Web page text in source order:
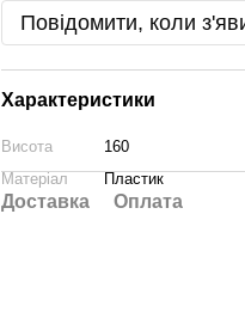
Повідомити, коли
Характеристики
Висота
160
Матеріал
Пластик
Доставка Оплата